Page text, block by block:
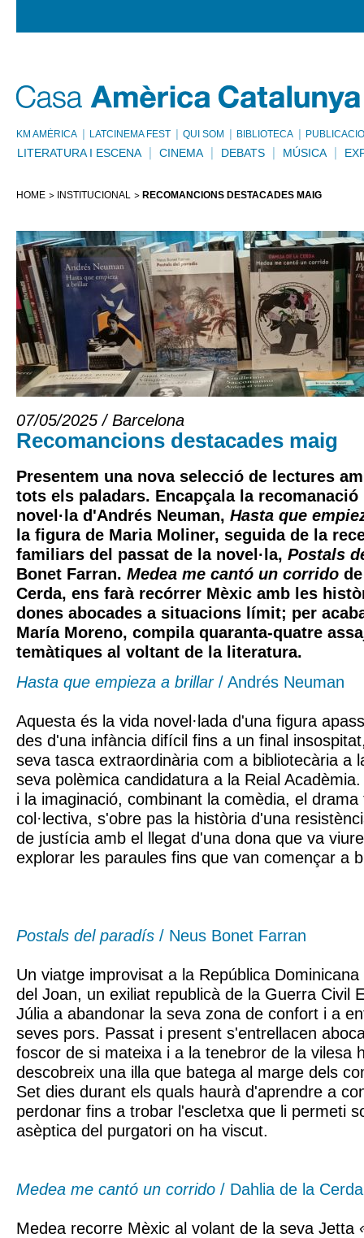
KM AMÈRICA LATCINEMA FEST QUI SOM BIBLIOTECA
LITERATURA I ESCENA CINEMA DEBATS MÚSICA
HOME INSTITUCIONAL RECOMANCIONS DESTACADES MAIG
07/05/2025 / Barcelona
Recomancions destacades maig
Presentem una nova selecció de lectures
tots els paladars. Encapçala la
novel·la d'Andrés Neuman, Hasta que
la figura de Maria Moliner, seguida de la
familiars del passat de la novel·la, Postals
Bonet Farran. Medea me cantó un corrido
Cerda, ens farà recórrer Mèxic amb les
dones abocades a situacions límit; per
María Moreno, compila quaranta-quatre
temàtiques al voltant de la literatura.
Hasta que empieza a brillar/ Andrés Neuman
Aquesta és la vida novel·lada d'una figura
des d'una infància difícil fins a un final
seva tasca extraordinària com a bibliotecària a
seva polèmica candidatura a la Reial
i la imaginació, combinant la comèdia, el
col·lectiva, s'obre pas la història d'una
de justícia amb el llegat d'una dona que va
explorar les paraules fins que van començar a
Postals del paradís / Neus Bonet Farran
Un viatge improvisat a la República
del Joan, un exiliat republicà de la Guerra Civil
Júlia a abandonar la seva zona de confort i a
seves pors. Passat i present s'entrellacen
foscor de si mateixa i a la tenebror de la vilesa
descobreix una illa que batega al marge dels
Set dies durant els quals haurà d'aprendre a
perdonar fins a trobar l'escletxa que li permeti
asèptica del purgatori on ha viscut.
Medea me cantó un corrido / Dahlia de la Cerda
Medea recorre Mèxic al volant de la seva Jetta